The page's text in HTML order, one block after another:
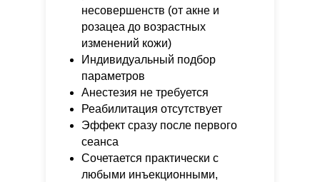
несовершенств (от акне и
розацеа до возрастных
изменений кожи)
Индивидуальный подбор
параметров
Анестезия не требуется
Реабилитация отсутствует
Эффект сразу после первого
сеанса
Сочетается практически с
любыми инъекционными,